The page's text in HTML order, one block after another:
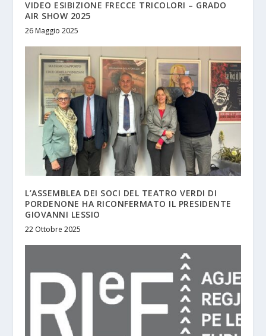
VIDEO ESIBIZIONE FRECCE TRICOLORI – GRADO
AIR SHOW 2025
26 Maggio 2025
L’ASSEMBLEA DEI SOCI DEL TEATRO VERDI DI
PORDENONE HA RICONFERMATO IL PRESIDENTE
GIOVANNI LESSIO
22 Ottobre 2025